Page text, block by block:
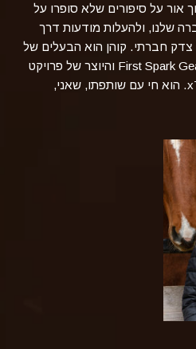
אור על סיפורים שלא סופרו על
שלנו, ולהעלות מודעות דרך
צדק חברתי. קוהן הוא הבעלים של
החברה לאביזרים למצלמות First Spark Gear והיוצר של פרויקט
המוזיקה החינוכי xTrue Naturex. הוא חי עם שותפתו, שאני,